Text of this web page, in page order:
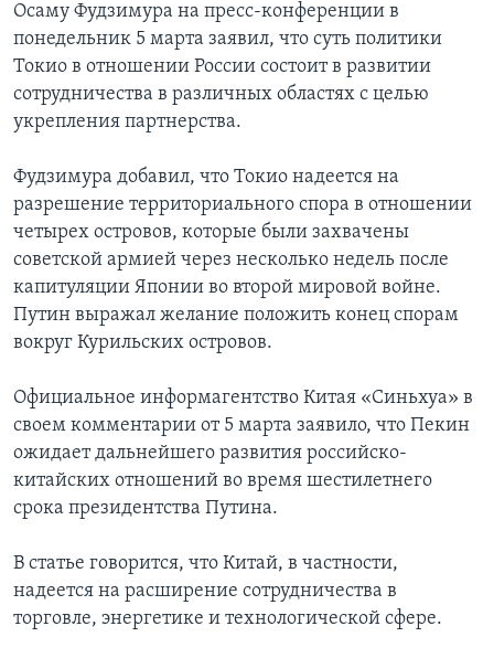
Осаму Фудзимура на пресс-конференции в
понедельник 5 марта заявил, что суть политики
Токио в отношении России состоит в развитии
сотрудничества в различных областях с целью
укрепления партнерства.
Фудзимура добавил, что Токио надеется на
разрешение территориального спора в отношении
четырех островов, которые были захвачены
советской армией через несколько недель после
капитуляции Японии во второй мировой войне.
Путин выражал желание положить конец спорам
вокруг Курильских островов.
Официальное информагентство Китая «Синьхуа» в
своем комментарии от 5 марта заявило, что Пекин
ожидает дальнейшего развития российско-
китайских отношений во время шестилетнего
срока президентства Путина.
В статье говорится, что Китай, в частности,
надеется на расширение сотрудничества в
торговле, энергетике и технологической сфере.